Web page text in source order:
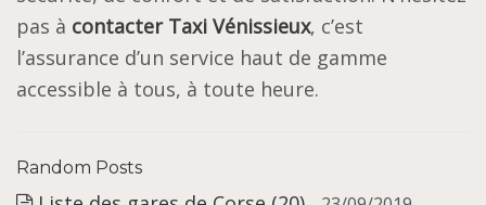
pas à contacter Taxi Vénissieux, c’est
l’assurance d’un service haut de gamme
accessible à tous, à toute heure.
Random Posts